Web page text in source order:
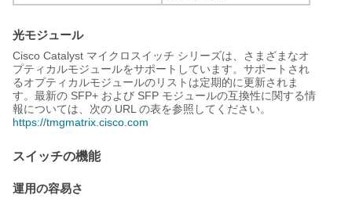
光モジュール
Cisco Catalyst マイクロスイッチ シリーズは、さまざまなオ
プティカルモジュールをサポートしています。サポートされ
るオプティカルモジュールのリストは定期的に更新されま
す。最新の SFP+ および SFP モジュールの互換性に関する情
報については、次の URL の表を参照してください。
https://tmgmatrix.cisco.com
スイッチの機能
運用の容易さ